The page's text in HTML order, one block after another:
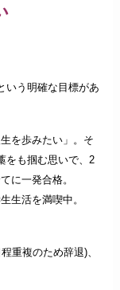
いう明確な目標があ
を歩みたい」。そ
をも掴む思いで、2
に一発合格。
生活を満喫中。
重複のため辞退)、